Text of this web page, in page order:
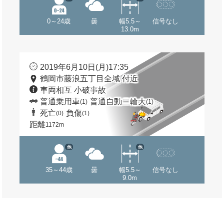
0～24歳 曇
幅5.5～
13.0m
信号なし
2019年6月10日(月)17:35
鶴岡市藤浪五丁目全域 付近
車両相互 小破事故
普通乗用車(1) 普通自動二輪大(1)
死亡(0) 負傷(1)
距離1172m
35～44歳
他
曇
幅5.5～
9.0m
他
信号なし